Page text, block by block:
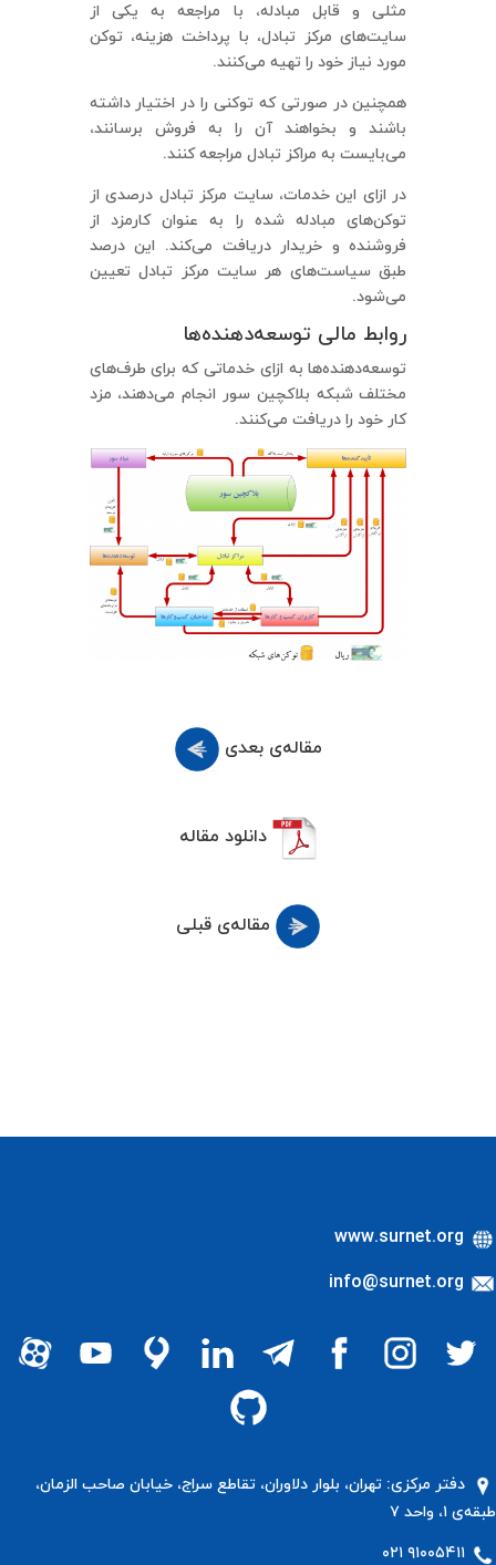
مثلی و قابل مبادله، با مراجعه به یکی از
سایت‌های مرکز تبادل، با پرداخت هزینه، توکن
مورد نیاز خود را تهیه می‌کنند.
همچنین در صورتی که توکنی را در اختیار داشته
باشند و بخواهند آن را به فروش برسانند،
می‌بایست به مراکز تبادل مراجعه کنند.
در ازای این خدمات، سایت مرکز تبادل درصدی از
توکن‌های مبادله شده را به عنوان کارمزد از
فروشنده و خریدار دریافت می‌کند. این درصد
طبق سیاست‌های هر سایت مرکز تبادل تعیین
می‌شود.
روابط مالی توسعه‌دهنده‌ها
توسعه‌دهنده‌ها به ازای خدماتی که برای طرف‌های
مختلف شبکه بلاکچین سور انجام می‌دهند، مزد
کار خود را دریافت می‌کنند.
مقاله‌ی بعدی
دانلود مقاله
مقاله‌ی قبلی
دفتر مرکزی: تهران، بلوار دلاوران، تقاطع سراج، خیابان صاحب الزمان،
طبقه‌ی ۱، واحد ۷